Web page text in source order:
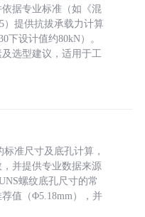
据专业标准（如《混
）提供抗拔承载力计算
下设计值约80kN）。
选型建议，适用于工
准尺寸及底孔计算，
并提供专业数据来源
螺纹底孔尺寸的常
值（Φ5.18mm），并